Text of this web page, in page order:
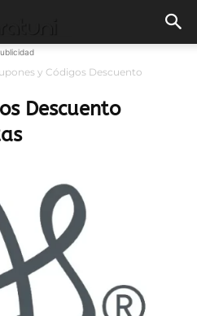
y Códigos Descuento
Descuento